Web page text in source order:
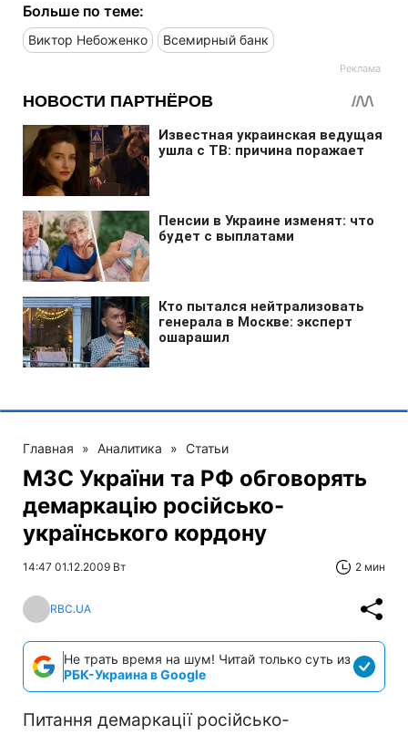
Больше по теме:
Виктор Небоженко Всемирный банк
Главная » Аналитика » Статьи
МЗС України та РФ обговорять
демаркацію російсько-
українського кордону
14:47 01.12.2009 Вт 2 мин
RBC.UA
Не трать время на шум! Читай только суть из
РБК-Украина в Google
Питання демаркації російсько-